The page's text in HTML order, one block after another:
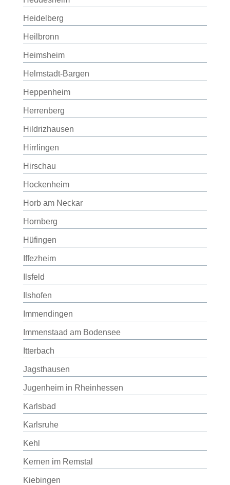
Heidelberg
Heilbronn
Heimsheim
Helmstadt-Bargen
Heppenheim
Herrenberg
Hildrizhausen
Hirrlingen
Hirschau
Hockenheim
Horb am Neckar
Hornberg
Hüfingen
Iffezheim
Ilsfeld
Ilshofen
Immendingen
Immenstaad am Bodensee
Itterbach
Jagsthausen
Jugenheim in Rheinhessen
Karlsbad
Karlsruhe
Kehl
Kernen im Remstal
Kiebingen